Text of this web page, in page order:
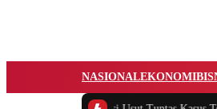
NASIONALEKONOMI